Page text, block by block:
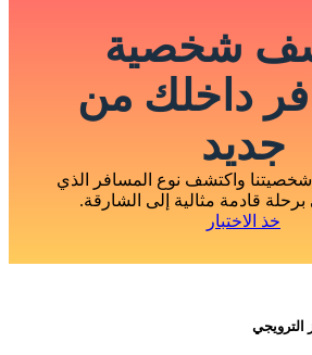
شخصية
داخلك من
جديد
واكتشف نوع المسافر الذي
قادمة مثالية إلى الشارقة.
خذ الاختبار